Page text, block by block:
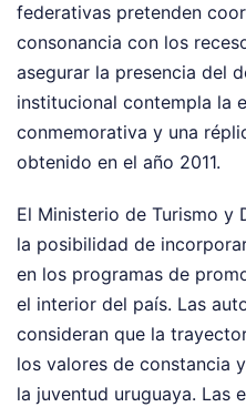
federativas pretenden
consonancia con los
asegurar la presencia del
institucional contempla la
conmemorativa y una
obtenido en el año 2011.
El Ministerio de Turismo y
la posibilidad de
en los programas de
el interior del país. Las
consideran que la
los valores de constancia
la juventud uruguaya. Las